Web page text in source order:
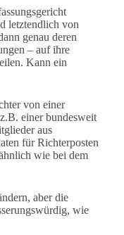
letztendlich von
genau deren
– auf ihre
Kann ein
von einer
einer bundesweit
aus
für Richterposten
wie bei dem
aber die
wie